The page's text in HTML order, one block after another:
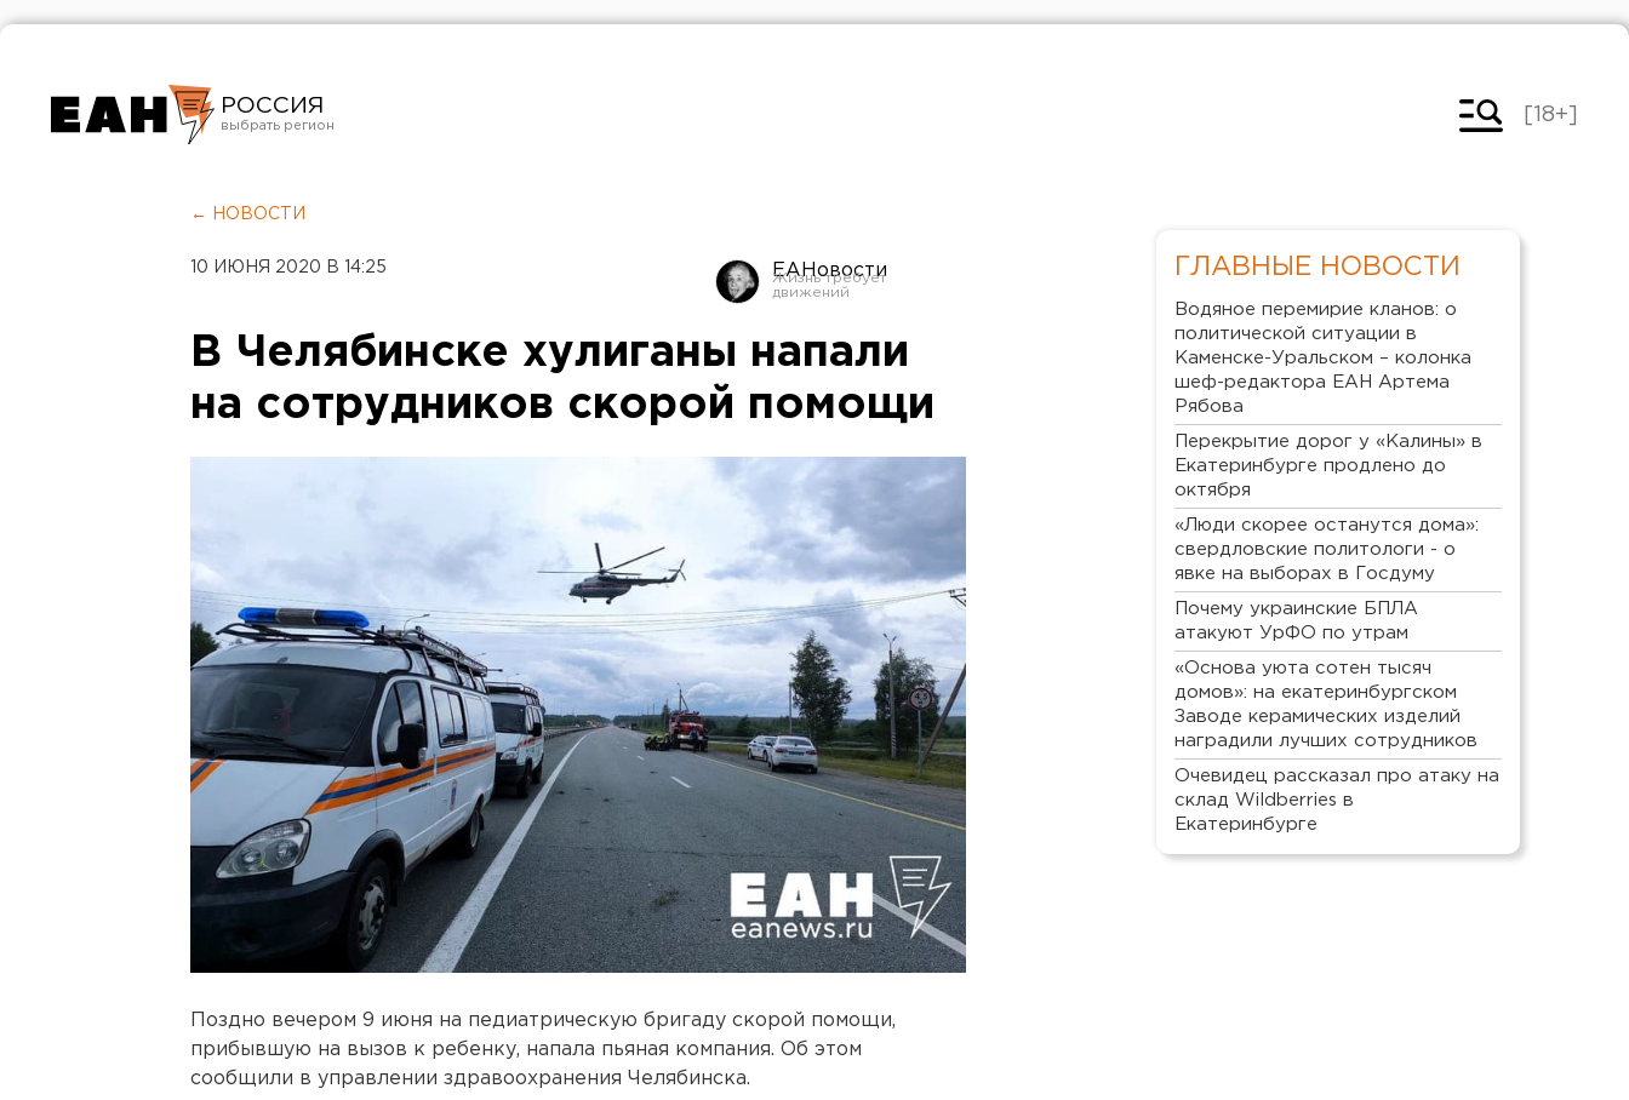
РОССИЯ
Челябинск
[18+]
← НОВОСТИ
10 ИЮНЯ 2020 В 14:25 ЕАНовости
В Челябинске хулиганы напали
на сотрудников скорой помощи
Поздно вечером 9 июня на педиатрическую бригаду скорой помощи,
прибывшую на вызов к ребенку, напала пьяная компания. Об этом
сообщили в управлении здравоохранения Челябинска.
ГЛАВНЫЕ НОВОСТИ
Водяное перемирие кланов: о
политической ситуации в
Каменске-Уральском – колонка
шеф-редактора ЕАН Артема
Рябова
Перекрытие дорог у «Калины» в
Екатеринбурге продлено до
октября
«Люди скорее останутся дома»:
свердловские политологи - о
явке на выборах в Госдуму
Почему украинские БПЛА
атакуют УрФО по утрам
«Основа уюта сотен тысяч
домов»: на екатеринбургском
Заводе керамических изделий
наградили лучших сотрудников
Очевидец рассказал про атаку на
склад Wildberries в
Екатеринбурге